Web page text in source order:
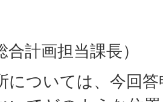
合計画担当課長）
については、今回